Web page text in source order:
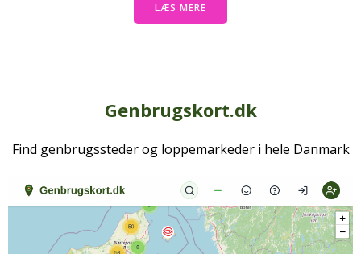
LÆS MERE
Genbrugskort.dk
Find genbrugssteder og loppemarkeder i hele Danmark